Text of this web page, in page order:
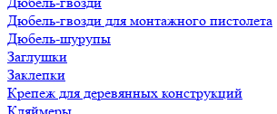
Дюбель-гвозди для монтажного пистолета
Дюбель-шурупы
Заглушки
Заклепки
Крепеж для деревянных конструкций